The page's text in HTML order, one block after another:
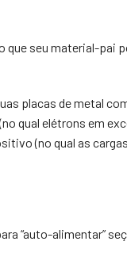
seu material-pai
placas de metal
qual elétrons em
(no qual as
“auto-alimentar”